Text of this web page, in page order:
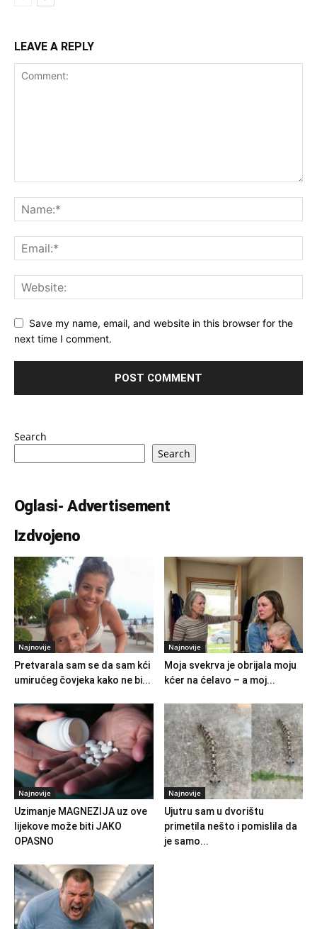
LEAVE A REPLY
Save my name, email, and website in this browser for the
next time I comment.
Search
Search
Oglasi- Advertisement
Izdvojeno
Najnovije
Pretvarala sam se da sam kći
umirućeg čovjeka kako ne bi...
Najnovije
Moja svekrva je obrijala moju
kćer na ćelavo – a moj...
Najnovije
Uzimanje MAGNEZIJA uz ove
lijekove može biti JAKO
OPASNO
Najnovije
Ujutru sam u dvorištu
primetila nešto i pomislila da
je samo...